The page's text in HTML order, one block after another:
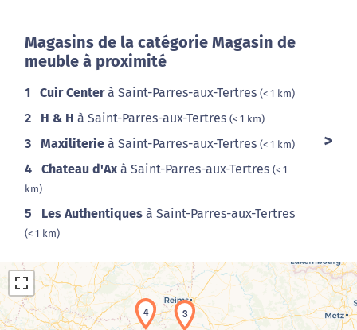
Magasins de la catégorie Magasin de
meuble à proximité
1 Cuir Centerà Saint-Parres-aux-Tertres (< 1 km)
2 H & H à Saint-Parres-aux-Tertres (< 1 km)
3 Maxiliterie à Saint-Parres-aux-Tertres (< 1 km)
4 Chateau d'Ax à Saint-Parres-aux-Tertres (< 1
km)
5 Les Authentiques à Saint-Parres-aux-Tertres
(< 1 km)
3
4